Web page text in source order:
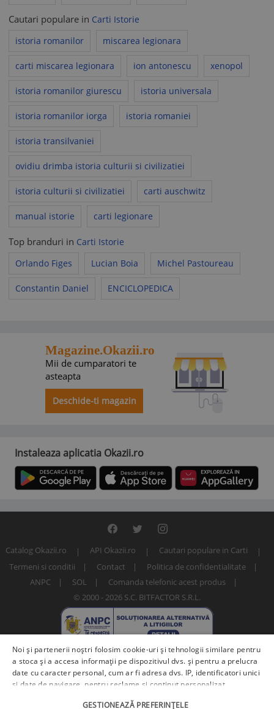
Cautari populare in Carti Istorie
istoria romanilor
miscarea legionara
carti miscarea legionara ion antonescu xenopol
istoria romanilor giurescu istoria universala
istoria romanilor iorga istoria romaniei
istoria transilvaniei
ovidiu drimba istoria culturii si civilizatiei
istoria culturii si civilizatiei carti auschwitz
manual istorie carti legionare
Top branduri in Carti Istorie
Orlando Figes
Lucian Boia Michel Pastoureau
Constantin Daniel ENCICLOPEDICA
Magazine.Okazii.ro
Mii de cumparatori te
asteapta
Deschide-ti magazin
Instaleaza aplicatia Okazii.ro
Catalog Okazii.ro API Okazii.ro
Cautari populare in Carti
Termeni si conditii
Contact
Politica de confidentialitate
ANPC
SOL
Comanda telefonic acest produs
© 2000 - 2026 S.C. BITFACTOR S.R.L.
Numar articol: 235759965
Noi și partenerii noștri folosim cookie-uri și tehnologii similare pentru
a stoca și a accesa informații pe dispozitivul dvs. și pentru a prelucra
date cu caracter personal, cum ar fi adresa dvs. IP, identificatori unici
și date de navigare, pentru reclame și conținut personalizat,
GESTIONEAZĂ PREFERINȚELE